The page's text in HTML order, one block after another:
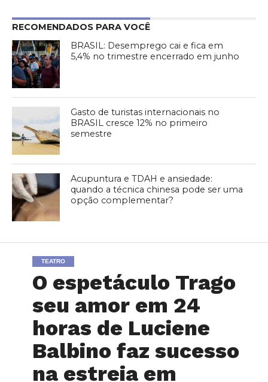
RECOMENDADOS PARA VOCÊ
BRASIL: Desemprego cai e fica em
5,4% no trimestre encerrado em junho
Gasto de turistas internacionais no
BRASIL cresce 12% no primeiro
semestre
Acupuntura e TDAH e ansiedade:
quando a técnica chinesa pode ser uma
opção complementar?
TEATRO
O espetáculo Trago
seu amor em 24
horas de Luciene
Balbino faz sucesso
na estreia em